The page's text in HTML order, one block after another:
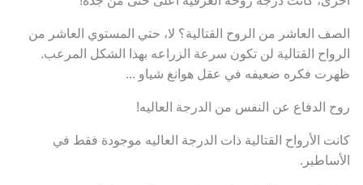
الصف العاشر من الروح القتالية؟ لا، حتي المستوي العاشر من
الرواح القتالية لن تكون سرعة الزراعه بهذا الشكل المرعب.
ظهرت فكره ضعيفه في عقل هوانغ شياو ...
روح الدفاع عن النفس من الدرجة العاليه!
كانت الأرواح القتالية ذات الدرجة العاليه موجودة فقط في
الأساطير.